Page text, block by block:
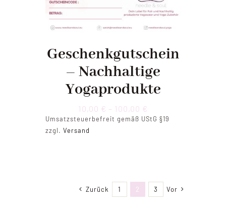
Geschenkgutschein
– Nachhaltige
Yogaprodukte
10,00 € – 100,00 €
10,00 €
Umsatzsteuerbefreit gemäß UStG §19
zzgl.Versand
Zurück 1 2 3 Vor